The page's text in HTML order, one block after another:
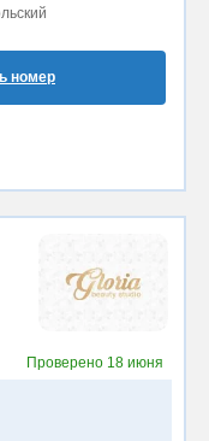
номер
Проверено 18 июня